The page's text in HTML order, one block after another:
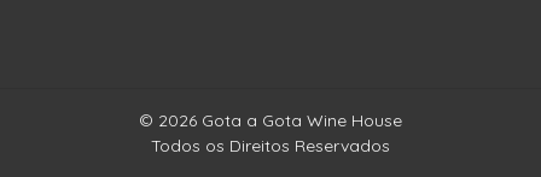
© 2026 Gota a Gota Wine House
Todos os Direitos Reservados